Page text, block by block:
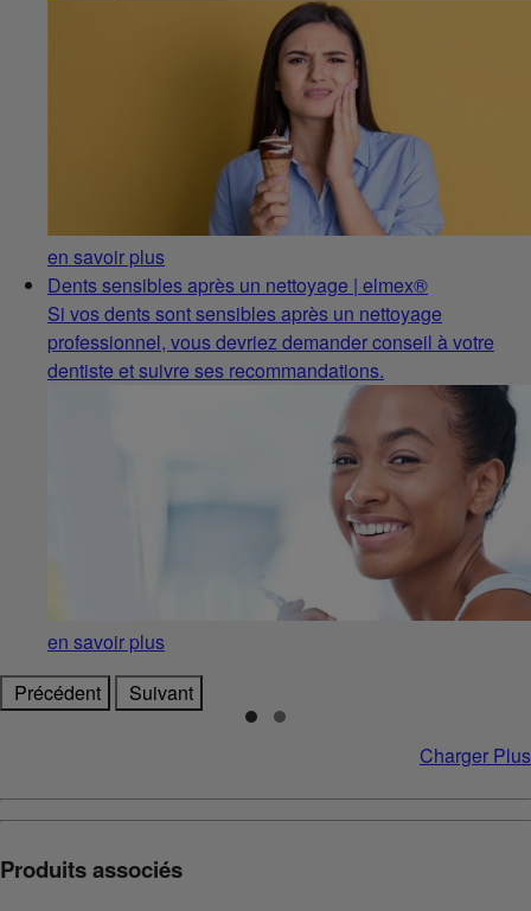
en savoir plus
Dents sensibles après un nettoyage | elmex®
Si vos dents sont sensibles après un nettoyage
professionnel, vous devriez demander conseil à votre
dentiste et suivre ses recommandations.
en savoir plus
Précédent
Suivant
Charger Plus
Produits associés